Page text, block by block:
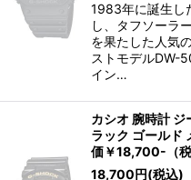
1983年に誕生し
し、タフソーラ
を果たした人気
ストモデルDW-
イン…
カシオ 腕時計
ラック ゴール
価￥18,700-（税
18,700円(税込)